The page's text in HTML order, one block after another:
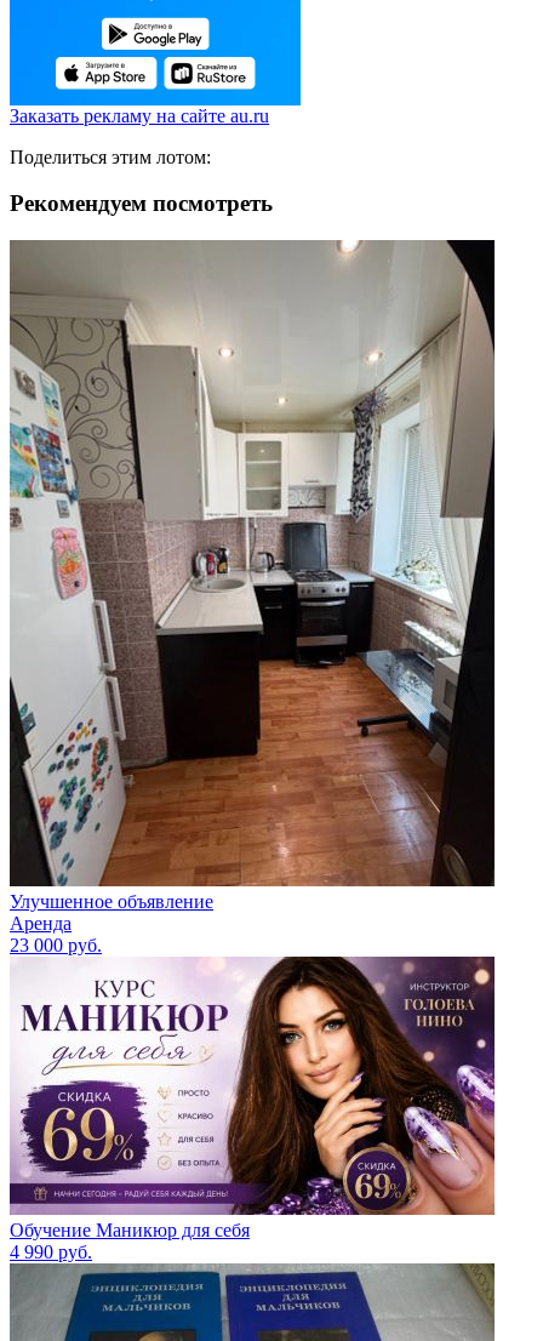
Заказать рекламу на сайте au.ru
Поделиться этим лотом:
Рекомендуем посмотреть
Улучшенное объявление
Аренда
23 000 руб.
Обучение Маникюр для себя
4 990 руб.